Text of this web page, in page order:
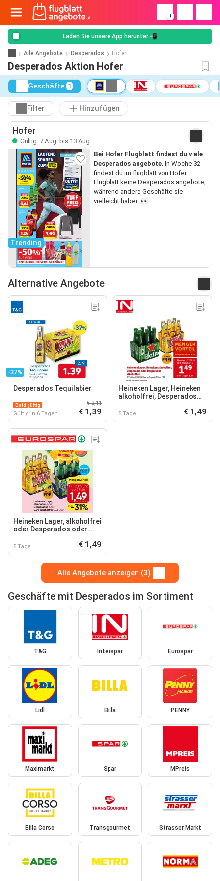
!
Laden Sie unsere App herunter 📲
Alle Angebote Desperados Hofer
Desperados Aktion Hofer
Geschäfte 1
Filter Hinzufügen
Hofer
Gültig: 7 Aug. bis 13 Aug.
Trending
Bei Hofer Flugblatt findest du viele
Desperados angebote. In Woche 32
findest du im flugblatt von Hofer
Flugblatt keine Desperados angebote,
während andere Geschäfte sie
vielleicht haben.👀
Alternative Angebote
-37%
Desperados Tequilabier
Bald gültig
Gültig in 6 Tagen
€ 2,11
€ 1,39
Heineken Lager, Heineken
alkoholfrei, Desperados
alkoholfrei
5 Tage € 1,49
Heineken Lager, alkoholfrei
oder Desperados oder
5 Tage € 1,49
Alle Angebote anzeigen (3)
Geschäfte mit Desperados im Sortiment
T&G Interspar Eurospar
Lidl Billa PENNY
Maximarkt Spar MPreis
Billa Corso Transgourmet Strasser Markt